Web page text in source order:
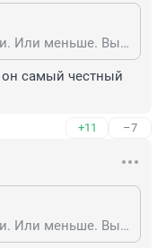
У него ,,камера" будет на сутки. Или меньше. Выйдет быстрее чем ты дош доешь вечерний. И это камера не в пример твоей халупе , которую ты называешь своей квартирой.
он самый честный
+11 –7
У него ,,камера" будет на сутки. Или меньше. Выйдет быстрее чем ты дош доешь вечерний. И это камера не в пример твоей халупе , которую ты называешь своей квартирой.